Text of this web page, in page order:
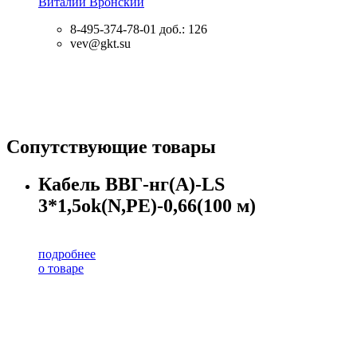
8-495-374-78-01 доб.: 126
vev@gkt.su
Сопутствующие товары
Кабель ВВГ-нг(А)-LS
3*1,5ok(N,PE)-0,66(100 м)
подробнее
о товаре